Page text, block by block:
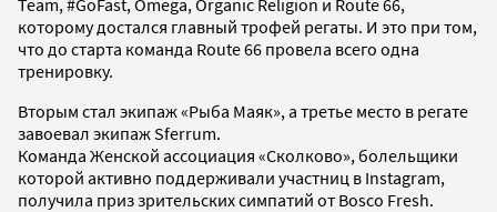
которому достался главный трофей регаты. И это при том,
что до старта команда Route 66 провела всего одна
тренировку.
Вторым стал экипаж «Рыба Маяк», а третье место в регате
завоевал экипаж Sferrum.
Команда Женской ассоциация «Сколково», болельщики
которой активно поддерживали участниц в Instagram,
получила приз зрительских симпатий от Bosco Fresh.